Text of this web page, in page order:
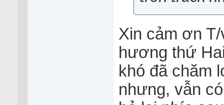
Xin cảm ơn
hương thứ
khó đã chăm
nhưng, vẫn